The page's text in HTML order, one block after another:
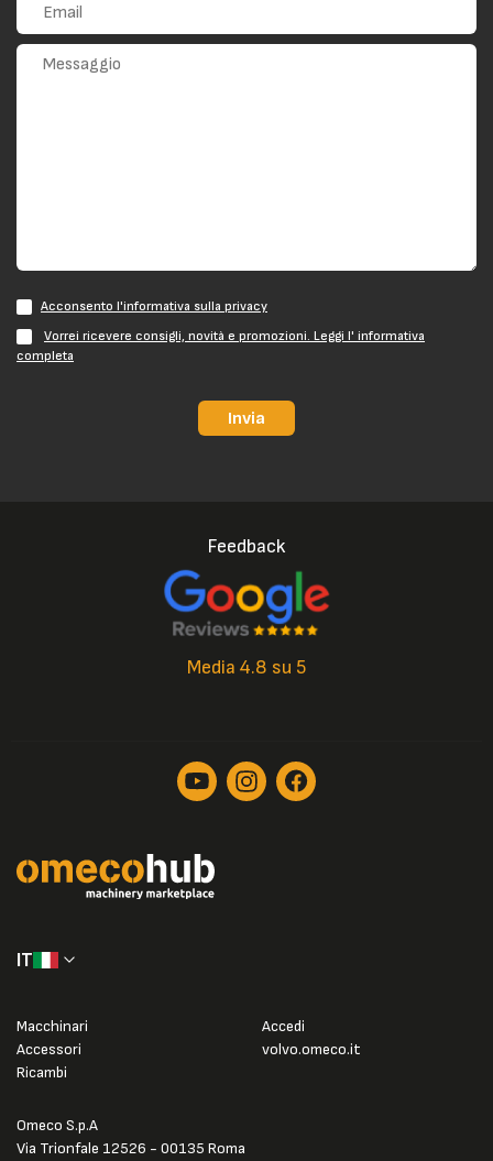
Acconsento l'informativa sulla privacy
Vorrei ricevere consigli, novità e promozioni. Leggi l' informativa
completa
Invia
Feedback
Media 4.8 su 5
IT
Omeco S.p.A
Via Trionfale 12526 - 00135 Roma
Macchinari
Accessori
Ricambi
Accedi
volvo.omeco.it